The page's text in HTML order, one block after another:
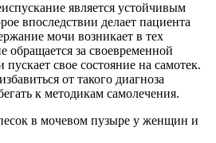
является устойчивым
впоследствии делает пациента
мочи возникает в тех
обращается за своевременной
свое состояние на самотек.
от такого диагноза
к методикам самолечения.
в мочевом пузыре у женщин и